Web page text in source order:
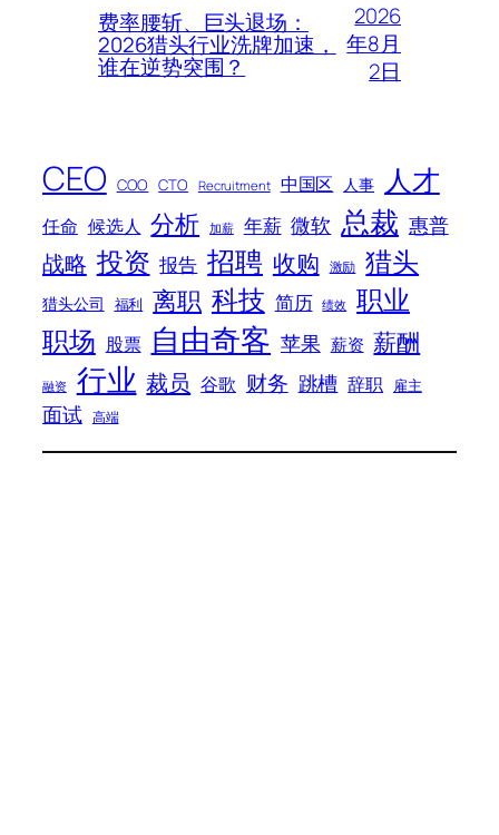
费率腰斩、巨头退场：
2026猎头行业洗牌加速，
谁在逆势突围？
2026
年8月
2日
CEO COO CTO Recruitment 中国区 人事 人才
任命 候选人 分析 加薪 年薪 微软 总裁 惠普
战略 投资 报告 招聘 收购 激励 猎头
猎头公司 福利 离职 科技 简历 绩效 职业
职场 股票 自由奇客 苹果 薪资 薪酬
融资 行业 裁员 谷歌 财务 跳槽 辞职 雇主
面试 高端